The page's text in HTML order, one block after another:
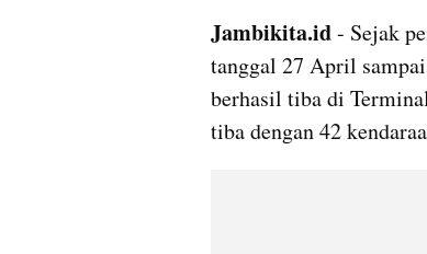
Jambikita.id - Sejak
tanggal 27 April
berhasil tiba di
tiba dengan 42